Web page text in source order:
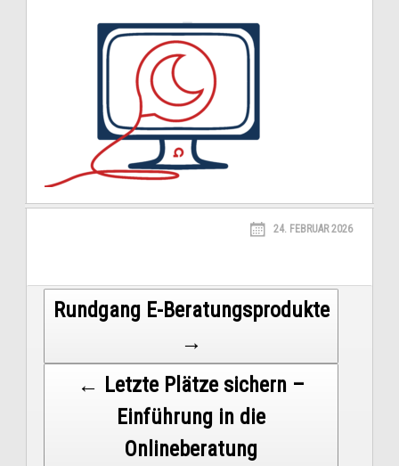
24. FEBRUAR 2026
Post
navigation
Rundgang E-Beratungsprodukte
→
← Letzte Plätze sichern –
Einführung in die
Onlineberatung